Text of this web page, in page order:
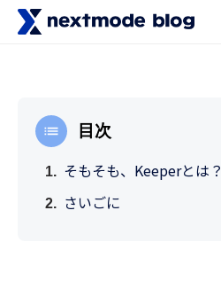
目次
そもそも、Keeperとは？
さいごに